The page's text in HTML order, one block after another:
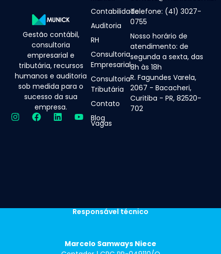
Gestão contábil,
consultoria
empresarial e
tributária, recursos
humanos e auditoria
sob medida para o
sucesso da sua
empresa.
Contabilidade
Auditoria
RH
Consultoria
Empresarial
Consultoria
Tributária
Contato
Blog
Vagas
Telefone: (41) 3027-
0755
Nosso horário de
atendimento: de
segunda a sexta, das
8h às 18h
R. Fagundes Varela,
2067 - Bacacheri,
Curitiba - PR, 82520-
702
Responsável técnico
Marcelo Samways Niece